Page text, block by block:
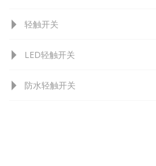
轻触开关
LED轻触开关
防水轻触开关